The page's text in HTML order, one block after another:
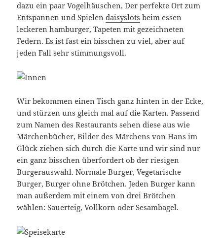
dazu ein paar Vogelhäuschen, Der perfekte Ort zum
Entspannen und Spielendaisyslots beim essen
leckeren hamburger, Tapeten mit gezeichneten
Federn. Es ist fast ein bisschen zu viel, aber auf
jeden Fall sehr stimmungsvoll.
Wir bekommen einen Tisch ganz hinten in der Ecke,
und stürzen uns gleich mal auf die Karten. Passend
zum Namen des Restaurants sehen diese aus wie
Märchenbücher, Bilder des Märchens von Hans im
Glück ziehen sich durch die Karte und wir sind nur
ein ganz bisschen überfordert ob der riesigen
Burgerauswahl. Normale Burger, Vegetarische
Burger, Burger ohne Brötchen. Jeden Burger kann
man außerdem mit einem von drei Brötchen
wählen: Sauerteig, Vollkorn oder Sesambagel.